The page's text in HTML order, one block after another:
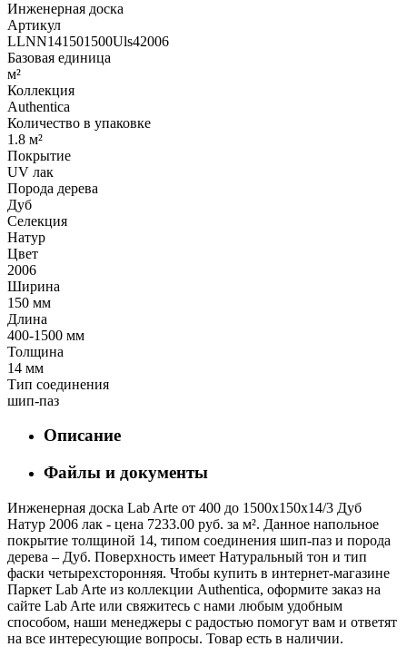
Инженерная доска
Артикул
LLNN141501500Uls42006
Базовая единица
м²
Коллекция
Authentica
Количество в упаковке
1.8 м²
Покрытие
UV лак
Порода дерева
Дуб
Селекция
Натур
Цвет
2006
Ширина
150 мм
Длина
400-1500 мм
Толщина
14 мм
Тип соединения
шип-паз
Описание
Файлы и документы
Инженерная доска Lab Arte от 400 до 1500х150х14/3 Дуб
Натур 2006 лак - цена 7233.00 руб. за м². Данное напольное
покрытие толщиной 14, типом соединения шип-паз и порода
дерева – Дуб. Поверхность имеет Натуральный тон и тип
фаски четырехсторонняя. Чтобы купить в интернет-магазине
Паркет Lab Arte из коллекции Authentica, оформите заказ на
сайте Lab Arte или свяжитесь с нами любым удобным
способом, наши менеджеры с радостью помогут вам и ответят
на все интересующие вопросы. Товар есть в наличии.